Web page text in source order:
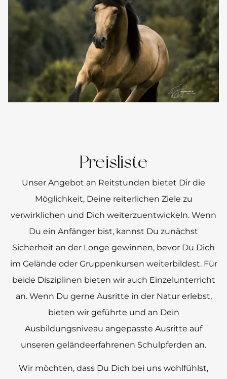
Preisliste
Unser Angebot an Reitstunden bietet Dir die
Möglichkeit, Deine reiterlichen Ziele zu
verwirklichen und Dich weiterzuentwickeln. Wenn
Du ein Anfänger bist, kannst Du zunächst
Sicherheit an der Longe gewinnen, bevor Du Dich
im Gelände oder Gruppenkursen weiterbildest. Für
beide Disziplinen bieten wir auch Einzelunterricht
an. Wenn Du gerne Ausritte in der Natur erlebst,
bieten wir geführte und an Dein
Ausbildungsniveau angepasste Ausritte auf
unseren geländeerfahrenen Schulpferden an.
Wir möchten, dass Du Dich bei uns wohlfühlst,